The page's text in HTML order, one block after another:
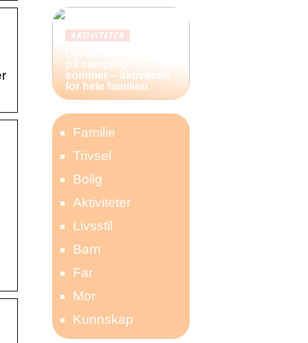
AKTIVITETER
på camping i
sommer – aktiviteter
for hele familien
Familie
Trivsel
Bolig
Aktiviteter
Livsstil
Barn
Far
Mor
Kunnskap